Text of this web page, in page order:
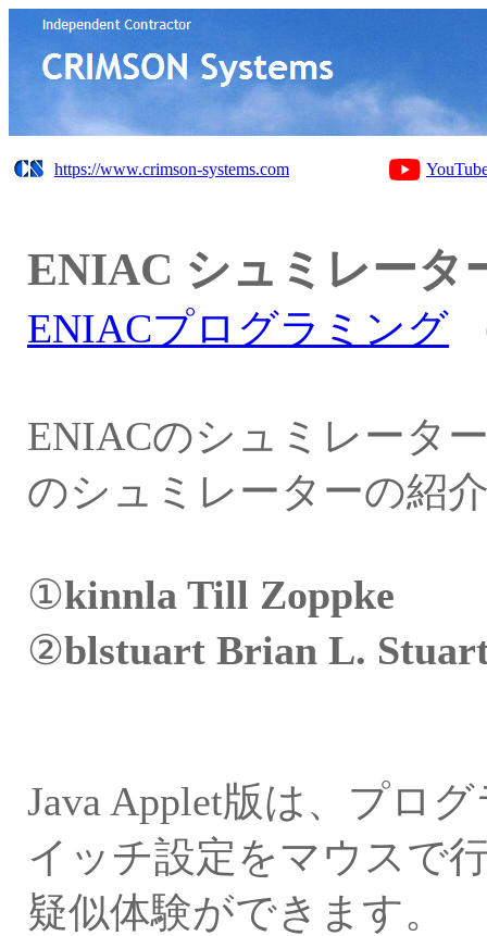
https://www.crimson-systems.com
ENIAC シュミレータ
ENIACプログラミング
ENIACのシュミレータ
のシュミレーターの紹
①kinnla Till Zoppke
②blstuart Brian L.
Java Applet版は、プロ
イッチ設定をマウスで
疑似体験ができます。